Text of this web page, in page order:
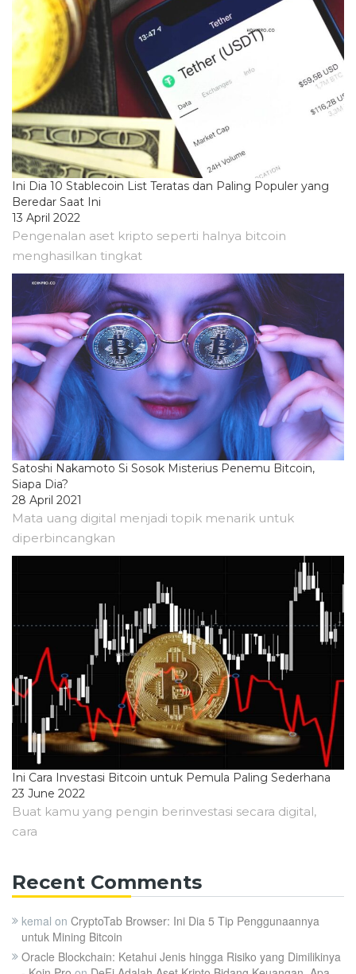
Ini Dia 10 Stablecoin List Teratas dan Paling Populer yang
Beredar Saat Ini
13 April 2022
Pengenalan aset kripto seperti halnya bitcoin
menghasilkan tingkat
Satoshi Nakamoto Si Sosok Misterius Penemu Bitcoin,
Siapa Dia?
28 April 2021
Mata uang digital menjadi topik menarik untuk
diperbincangkan
Ini Cara Investasi Bitcoin untuk Pemula Paling Sederhana
23 June 2022
Buat kamu yang pengin berinvestasi secara digital,
cara
Recent Comments
kemal on CryptoTab Browser: Ini Dia 5 Tip Penggunaannya
untuk Mining Bitcoin
Oracle Blockchain: Ketahui Jenis hingga Risiko yang Dimilikinya